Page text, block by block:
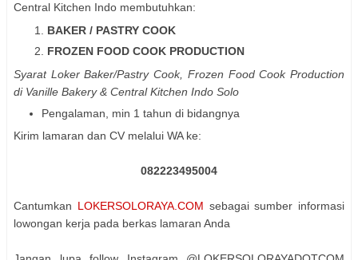
Central Kitchen Indo membutuhkan:
BAKER / PASTRY COOK
FROZEN FOOD COOK PRODUCTION
Syarat Loker Baker/Pastry Cook, Frozen Food Cook Production
di Vanille Bakery & Central Kitchen Indo Solo
Pengalaman, min 1 tahun di bidangnya
Kirim lamaran dan CV melalui WA ke:
082223495004
Cantumkan LOKERSOLORAYA.COM sebagai sumber informasi
lowongan kerja pada berkas lamaran Anda